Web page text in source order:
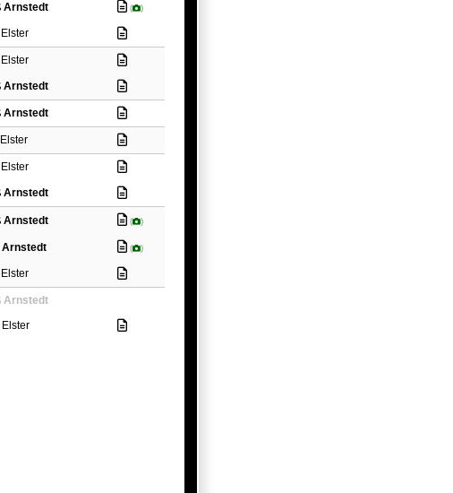
Arnstedt ( )
Arnstedt
Arnstedt
Arnstedt
Arnstedt ( )
Arnstedt ( )
Arnstedt